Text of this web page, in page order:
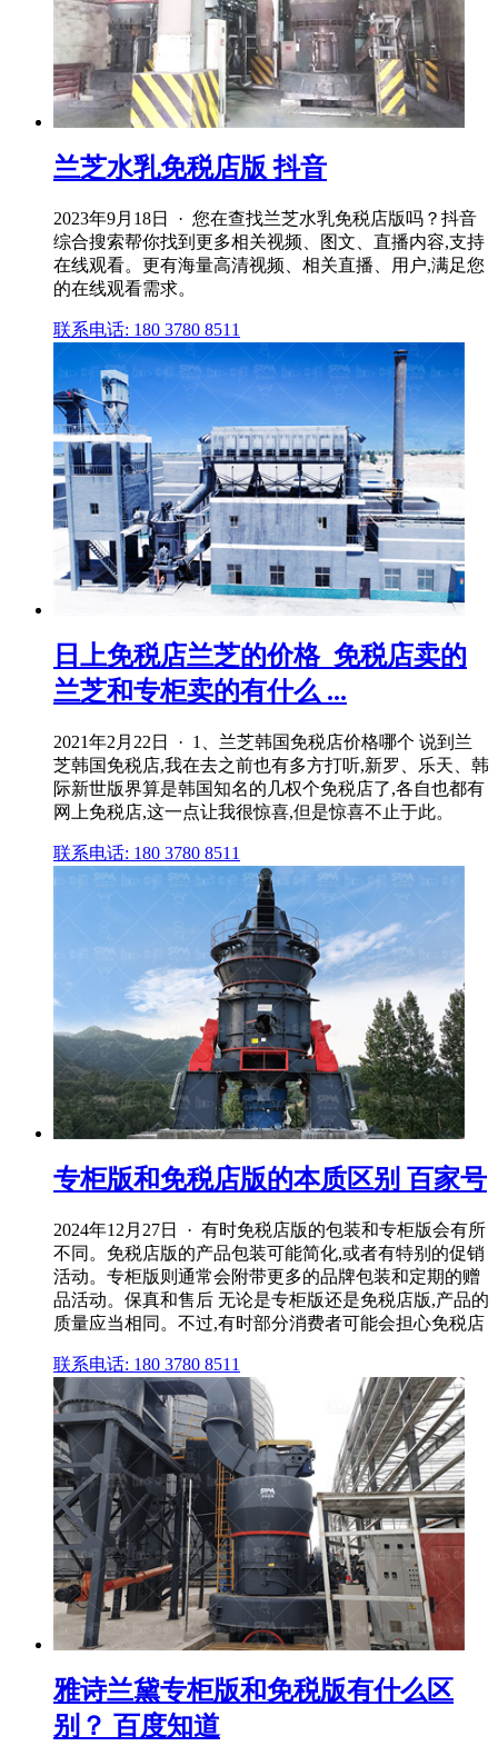
兰芝水乳免税店版 抖音
2023年9月18日 · 您在查找兰芝水乳免税店版吗？抖音
综合搜索帮你找到更多相关视频、图文、直播内容,支持
在线观看。更有海量高清视频、相关直播、用户,满足您
的在线观看需求。
联系电话: 180 3780 8511
日上免税店兰芝的价格_免税店卖的
兰芝和专柜卖的有什么 ...
2021年2月22日 · 1、兰芝韩国免税店价格哪个 说到兰
芝韩国免税店,我在去之前也有多方打听,新罗、乐天、韩
际新世版界算是韩国知名的几权个免税店了,各自也都有
网上免税店,这一点让我很惊喜,但是惊喜不止于此。
联系电话: 180 3780 8511
专柜版和免税店版的本质区别 百家号
2024年12月27日 · 有时免税店版的包装和专柜版会有所
不同。免税店版的产品包装可能简化,或者有特别的促销
活动。专柜版则通常会附带更多的品牌包装和定期的赠
品活动。保真和售后 无论是专柜版还是免税店版,产品的
质量应当相同。不过,有时部分消费者可能会担心免税店
联系电话: 180 3780 8511
雅诗兰黛专柜版和免税版有什么区
别？ 百度知道